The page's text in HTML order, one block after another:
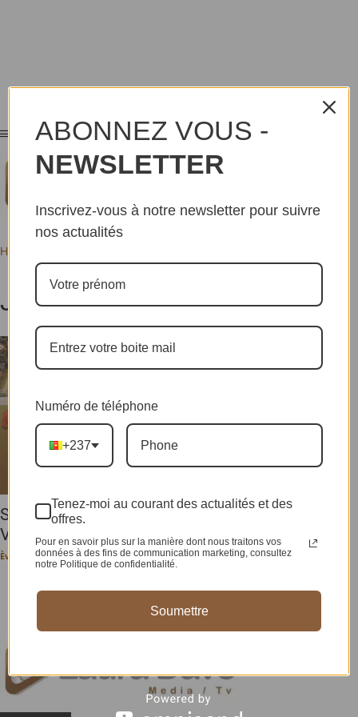
Home
Jeux Olympiques Paris
SPORT /Spécial J.O PARIS 2024/FOOTBALL/:
Victoire controversée du Maroc, entrée...
Ève-Pérec N. BEHALAL - 25 juillet 2024
ABONNEZ VOUS -
NEWSLETTER
Inscrivez-vous à notre newsletter pour suivre
nos actualités
Numéro de téléphone
+237
Tenez-moi au courant des actualités et des
offres.
Pour en savoir plus sur la manière dont nous traitons vos
données à des fins de communication marketing, consultez
notre Politique de confidentialité.
Soumettre